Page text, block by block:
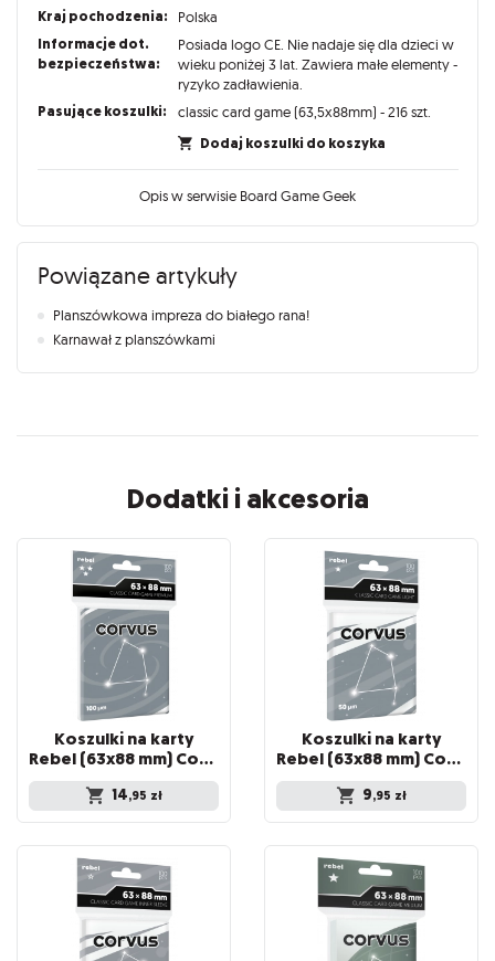
Kraj pochodzenia: Polska
Informacje dot.
bezpieczeństwa:
Posiada logo CE. Nie nadaje się dla dzieci w
wieku poniżej 3 lat. Zawiera małe elementy -
ryzyko zadławienia.
Pasujące koszulki: classic card game (63,5x88mm) - 216 szt.
Dodaj koszulki do koszyka
Opis w serwisie Board Game Geek
Powiązane artykuły
Planszówkowa impreza do białego rana!
Karnawał z planszówkami
Dodatki i akcesoria
Koszulki na karty
Rebel (63x88 mm) Corvus Premium, 100 sztuk
14,95 zł
Koszulki na karty
Rebel (63x88 mm) Corvus Light, 100 sztuk
9,95 zł